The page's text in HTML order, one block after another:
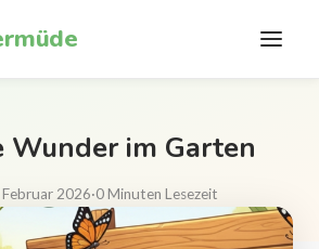
Wunder im Garten
Februar 2026·0 Minuten Lesezeit